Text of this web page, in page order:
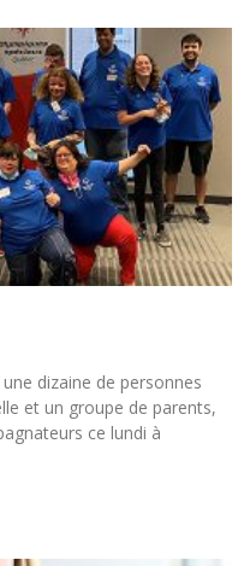
dizaine de personnes
et un groupe de parents,
ce lundi à